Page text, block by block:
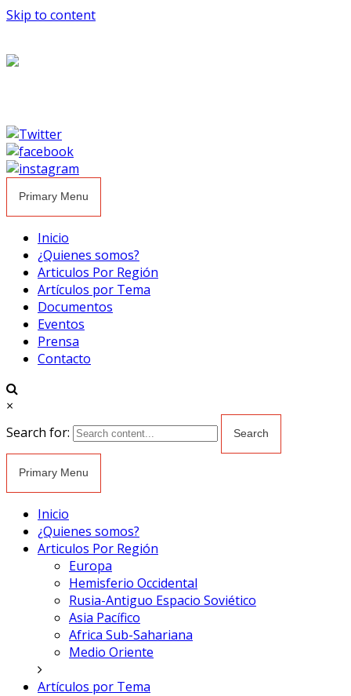
Skip to content
Primary Menu
Inicio
¿Quienes somos?
Articulos Por Región
Artículos por Tema
Documentos
Eventos
Prensa
Contacto
×
Search for:
Primary Menu
Inicio
¿Quienes somos?
Articulos Por Región
Europa
Hemisferio Occidental
Rusia-Antiguo Espacio Soviético
Asia Pacífico
Africa Sub-Sahariana
Medio Oriente
Artículos por Tema